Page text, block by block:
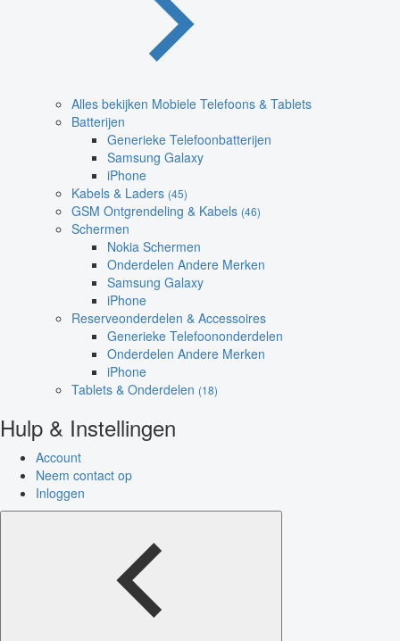
Alles bekijken Mobiele Telefoons & Tablets
Batterijen
Generieke Telefoonbatterijen
Samsung Galaxy
iPhone
Kabels & Laders (45)
GSM Ontgrendeling & Kabels (46)
Schermen
Nokia Schermen
Onderdelen Andere Merken
Samsung Galaxy
iPhone
Reserveonderdelen & Accessoires
Generieke Telefoononderdelen
Onderdelen Andere Merken
iPhone
Tablets & Onderdelen (18)
Hulp & Instellingen
Account
Neem contact op
Inloggen